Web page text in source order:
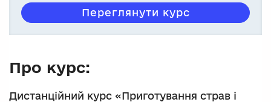
Переглянути курс
Про курс:
Дистанційний курс «Приготування страв і